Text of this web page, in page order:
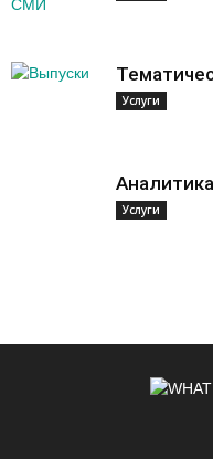
Услуги
Аналитика
Услуги